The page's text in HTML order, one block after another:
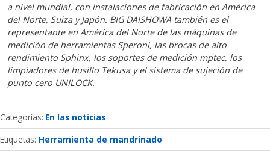
a nivel mundial, con instalaciones de fabricación en América
del Norte, Suiza y Japón. BIG DAISHOWA también es el
representante en América del Norte de las máquinas de
medición de herramientas Speroni, las brocas de alto
rendimiento Sphinx, los soportes de medición mptec, los
limpiadores de husillo Tekusa y el sistema de sujeción de
punto cero UNILOCK.
Categorías En las noticias
Etiquetas: Herramienta de mandrinado